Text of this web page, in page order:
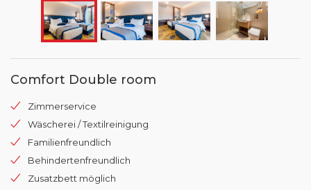
Comfort Double room
Zimmerservice
Wäscherei / Textilreinigung
Familienfreundlich
Behindertenfreundlich
Zusatzbett möglich